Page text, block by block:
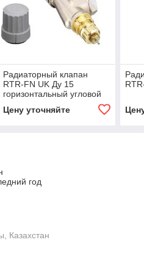
Радиаторный клапан
RTR-FN UK Ду 15
горизонтальный угловой
Цену уточняйте
год
Казахстан